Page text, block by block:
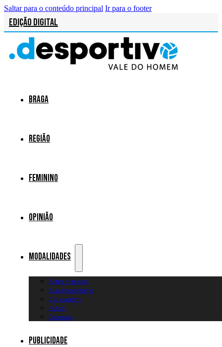
Saltar para o conteúdo principal Ir para o footer
Edição Digital
Braga
Região
Feminino
Opinião
Modalidades
Artes Marciais
Automobilismo
Canoagem
Futsal
Diversos
Publicidade